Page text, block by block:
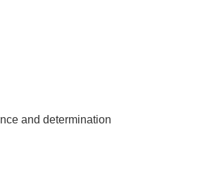
and determination